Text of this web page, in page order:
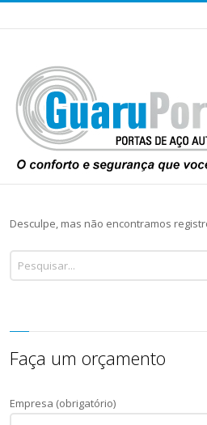
Desculpe, mas não encontramos
Faça um orçamento
Empresa (obrigatório)